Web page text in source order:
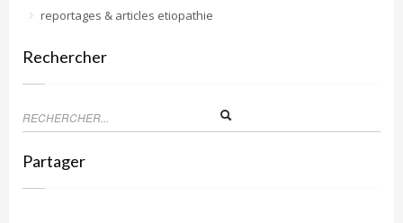
reportages & articles etiopathie
Rechercher
Partager